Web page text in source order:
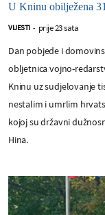
U Kninu obilježena
VIJESTI - prije 23 sata
Dan pobjede i
obljetnica vojno-
Kninu uz sudjelovanje
nestalim i umrlim
kojoj su državni
Hina.